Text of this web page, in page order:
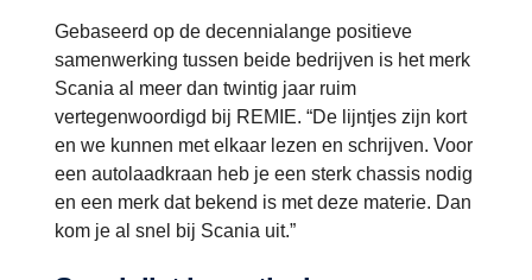
Gebaseerd op de decennialange positieve
samenwerking tussen beide bedrijven is het merk
Scania al meer dan twintig jaar ruim
vertegenwoordigd bij REMIE. “De lijntjes zijn kort
en we kunnen met elkaar lezen en schrijven. Voor
een autolaadkraan heb je een sterk chassis nodig
en een merk dat bekend is met deze materie. Dan
kom je al snel bij Scania uit.”